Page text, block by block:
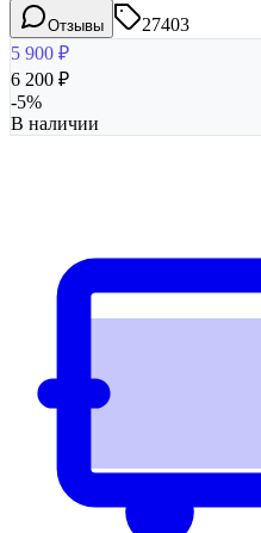
Отзывы
27403
5 900 ₽
6 200 ₽
-5%
В наличии